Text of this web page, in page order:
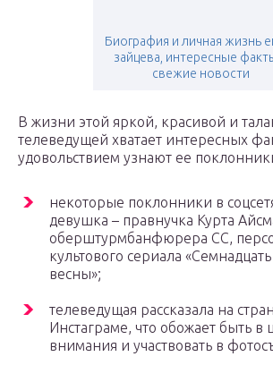
Биография и личная жизнь
зайцева, интересные
свежие новости
В жизни этой яркой, красивой и
телеведущей хватает интересных
удовольствием узнают ее
некоторые поклонники в
девушка – правнучка Курта
оберштурмбанфюрера СС,
культового сериала
весны»;
телеведущая рассказала на
Инстаграме, что обожает быть в
внимания и участвовать в